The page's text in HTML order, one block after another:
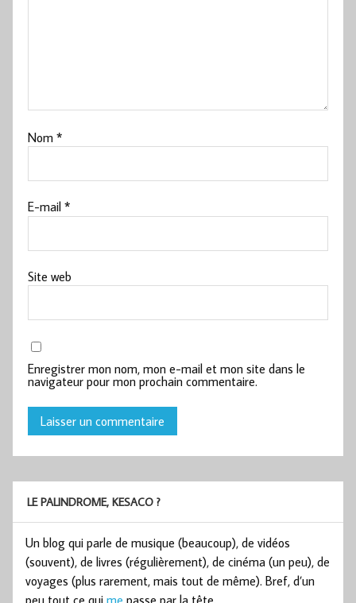
Nom*
E-mail*
Site web
Enregistrer mon nom, mon e-mail et mon site dans le
navigateur pour mon prochain commentaire.
LE PALINDROME, KESACO ?
Un blog qui parle de musique (beaucoup), de vidéos
(souvent), de livres (régulièrement), de cinéma (un peu), de
voyages (plus rarement, mais tout de même). Bref, d’un
peu tout ce qui me passe par la tête.